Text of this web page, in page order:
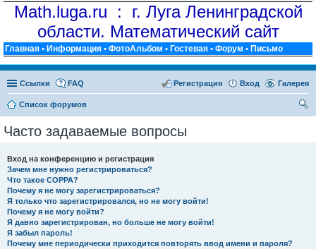
Math.luga.ru : г. Луга Ленинградской
области. Математический сайт
Главная • Информация • ФотоАльбом • Гостевая • Форум • Письмо
Ссылки Галерея
FAQ Вход
Регистрация
Список форумов
Часто задаваемые вопросы
Вход на конференцию и регистрация
Зачем мне нужно регистрироваться?
Что такое COPPA?
Почему я не могу зарегистрироваться?
Я только что зарегистрировался, но не могу войти!
Почему я не могу войти?
Я давно зарегистрирован, но больше не могу войти!
Я забыл пароль!
Почему мне периодически приходится повторять ввод имени и пароля?